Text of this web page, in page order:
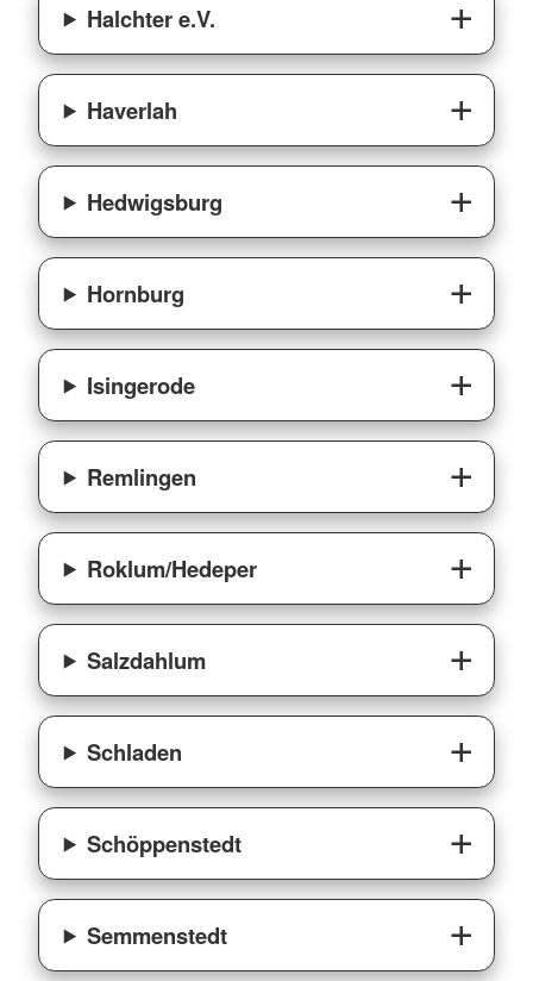
Halchter e.V.
Haverlah
Hedwigsburg
Hornburg
Isingerode
Remlingen
Roklum/Hedeper
Salzdahlum
Schladen
Schöppenstedt
Semmenstedt